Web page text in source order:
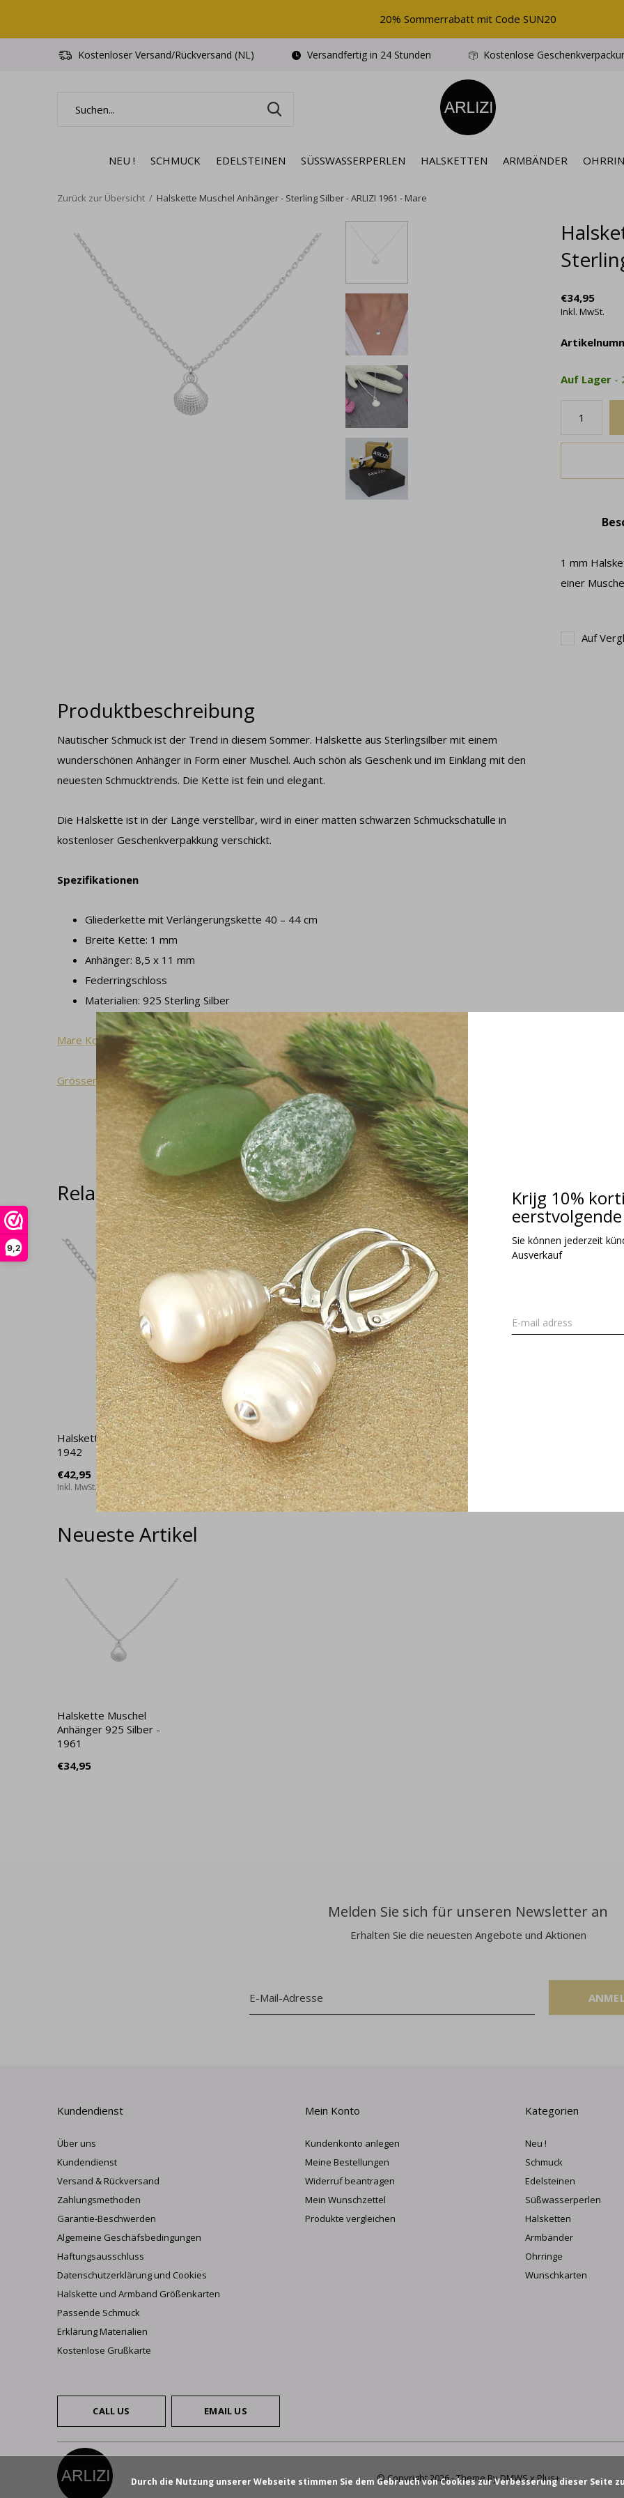
9,2
Krijg 10%
Sie können jederzeit
Ausverkauf
NEU ! SCHMUCK EDELSTEINEN SÜSSWASSERPERLEN HALSKETTEN ARMBÄNDER
Kostenloser Versand/Rückversand (NL) Versandfertig in 24 Stunden Kostenlose
20% Sommerrabatt mit Code SUN20
Zurück zur Übersicht Halskette Muschel Anhänger - Sterling Silber - ARLIZI 1961 - Mare
€34,95
Inkl. MwSt.
Auf Lager -
1 mm
einer
Auf
Produktbeschreibung
Nautischer Schmuck ist der Trend in diesem Sommer. Halskette aus Sterlingsilber mit einem
wunderschönen Anhänger in Form einer Muschel. Auch schön als Geschenk und im Einklang mit den
neuesten Schmucktrends. Die Kette ist fein und elegant.
Die Halskette ist in der Länge verstellbar, wird in einer matten schwarzen Schmuckschatulle in
kostenloser Geschenkverpakkung verschickt.
Spezifikationen
Gliederkette mit Verlängerungskette 40 – 44 cm
Breite Kette: 1 mm
Anhänger: 8,5 x 11 mm
Federringschloss
Materialien: 925 Sterling Silber
Mare Kollektion
Grössentabelle
Related articles
Halskette Ruder Anhänger 925 Silber -
1942
€42,95
Inkl. MwSt.
Ohrringe Muschel Anhänger Sterling
Silber - 1960
€28,95
Inkl. MwSt.
Neueste Artikel
Halskette Muschel
Anhänger 925 Silber -
1961
€34,95
Melden Sie sich für unseren Newsletter an
Erhalten Sie die neuesten Angebote und Aktionen
Kundendienst
Über uns
Kundendienst
Versand & Rückversand
Zahlungsmethoden
Garantie-Beschwerden
Algemeine Geschäfsbedingungen
Haftungsausschluss
Datenschutzerklärung und Cookies
Halskette und Armband Größenkarten
Passende Schmuck
Erklärung Materialien
Kostenlose Grußkarte
Mein Konto
Kundenkonto anlegen
Meine Bestellungen
Widerruf beantragen
Mein Wunschzettel
Produkte vergleichen
Kategorien
Neu !
Schmuck
Edelsteinen
Süßwasserperlen
Halsketten
Armbänder
Ohrringe
Wunschkarten
CALL US EMAIL US
© Copyright2026- Theme ByDMWSxPlus+
Durch die Nutzung unserer Webseite stimmen Sie dem Gebrauch von Cookies zur Verbesserung dieser Seite